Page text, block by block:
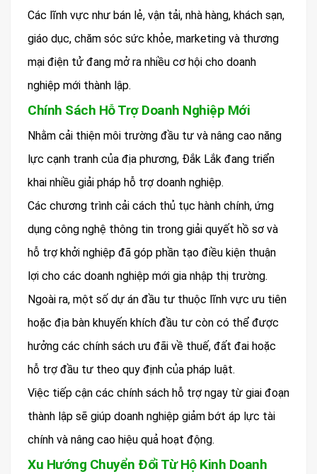
Các lĩnh vực như bán lẻ, vận tải, nhà hàng, khách sạn,
giáo dục, chăm sóc sức khỏe, marketing và thương
mại điện tử đang mở ra nhiều cơ hội cho doanh
nghiệp mới thành lập.
Chính Sách Hỗ Trợ Doanh Nghiệp Mới
Nhằm cải thiện môi trường đầu tư và nâng cao năng
lực cạnh tranh của địa phương, Đắk Lắk đang triển
khai nhiều giải pháp hỗ trợ doanh nghiệp.
Các chương trình cải cách thủ tục hành chính, ứng
dụng công nghệ thông tin trong giải quyết hồ sơ và
hỗ trợ khởi nghiệp đã góp phần tạo điều kiện thuận
lợi cho các doanh nghiệp mới gia nhập thị trường.
Ngoài ra, một số dự án đầu tư thuộc lĩnh vực ưu tiên
hoặc địa bàn khuyến khích đầu tư còn có thể được
hưởng các chính sách ưu đãi về thuế, đất đai hoặc
hỗ trợ đầu tư theo quy định của pháp luật.
Việc tiếp cận các chính sách hỗ trợ ngay từ giai đoạn
thành lập sẽ giúp doanh nghiệp giảm bớt áp lực tài
chính và nâng cao hiệu quả hoạt động.
Xu Hướng Chuyển Đổi Từ Hộ Kinh Doanh